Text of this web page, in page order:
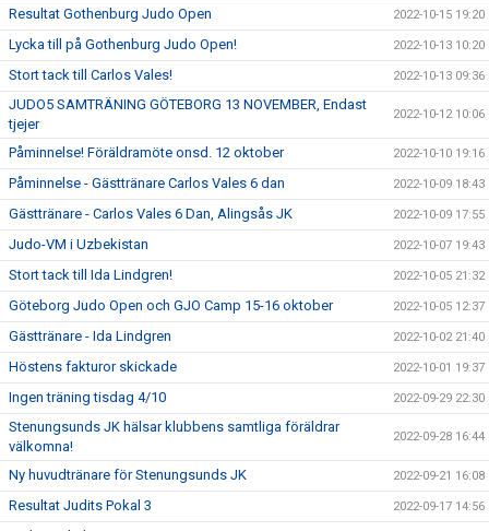
Resultat Gothenburg Judo Open 2022-10-15 19:20
Lycka till på Gothenburg Judo Open! 2022-10-13 10:20
Stort tack till Carlos Vales! 2022-10-13 09:36
JUDO5 SAMTRÄNING GÖTEBORG 13 NOVEMBER, Endast
tjejer
2022-10-12 10:06
Påminnelse! Föräldramöte onsd. 12 oktober 2022-10-10 19:16
Påminnelse - Gästtränare Carlos Vales 6 dan 2022-10-09 18:43
Gästtränare - Carlos Vales 6 Dan, Alingsås JK 2022-10-09 17:55
Judo-VM i Uzbekistan 2022-10-07 19:43
Stort tack till Ida Lindgren! 2022-10-05 21:32
Göteborg Judo Open och GJO Camp 15-16 oktober 2022-10-05 12:37
Gästtränare - Ida Lindgren 2022-10-02 21:40
Höstens fakturor skickade 2022-10-01 19:37
Ingen träning tisdag 4/10 2022-09-29 22:30
Stenungsunds JK hälsar klubbens samtliga föräldrar
välkomna!
2022-09-28 16:44
Ny huvudtränare för Stenungsunds JK 2022-09-21 16:08
Resultat Judits Pokal 3 2022-09-17 14:56